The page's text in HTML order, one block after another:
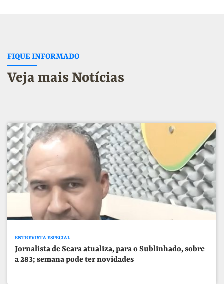
FIQUE INFORMADO
Veja mais Notícias
ENTREVISTA ESPECIAL
Jornalista de Seara atualiza, para o Sublinhado, sobre
a 283; semana pode ter novidades